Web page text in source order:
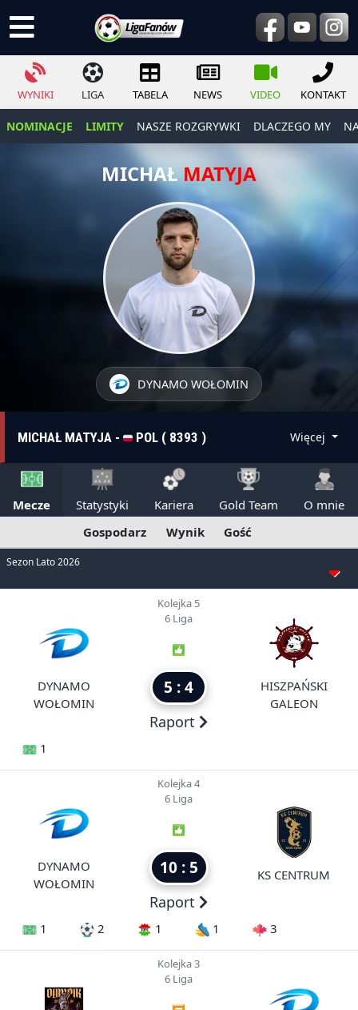
WYNIKI LIGA TABELA NEWS VIDEO KONTAKT
NOMINACJE LIMITY NASZE ROZGRYWKI DLACZEGO MY
MICHAŁMATYJA
DYNAMO WOŁOMIN
MICHAŁ MATYJA - POL ( 8393 ) Więcej
Mecze Statystyki Kariera Gold Team
O mnie
Gospodarz
Wynik Gość
Sezon Lato 2026
DYNAMO
WOŁOMIN
Kolejka 5
6 Liga
5 : 4
Raport
HISZPAŃSKI
GALEON
1
DYNAMO
WOŁOMIN
Kolejka 4
6 Liga
10 : 5
Raport
KS CENTRUM
1 2 1 1 3
Kolejka 3
6 Liga